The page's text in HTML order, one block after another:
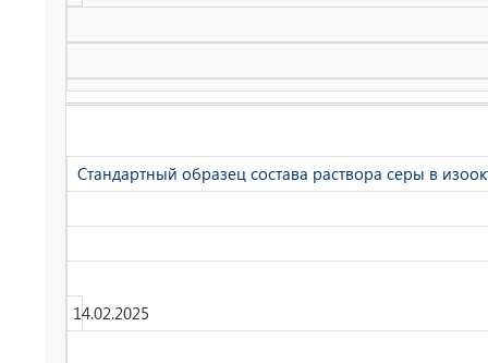
Стандартный образец состава раствора серы в
14.02.2025